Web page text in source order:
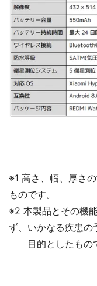
※1 高さ、幅、厚さ
ものです。
※2 本製品とその機
ず、いかなる疾患の
目的としたもので